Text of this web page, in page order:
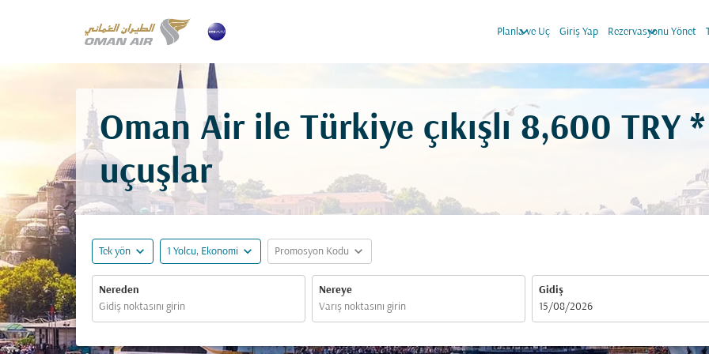
Planla ve Uç
keyboard_arrow_down Giriş Yap Rezervasyonu Yönet
keyboard_arrow_down
Oman Air ile Türkiye çıkışlı 8,600 TRY *
uçuşlar
Tek yön expand_more 1 Yolcu, Ekonomi expand_more Promosyon Kodu expand_more
Nereden Nereye
Gidiş
fc-booking-departure-date-aria-label
15/08/2026